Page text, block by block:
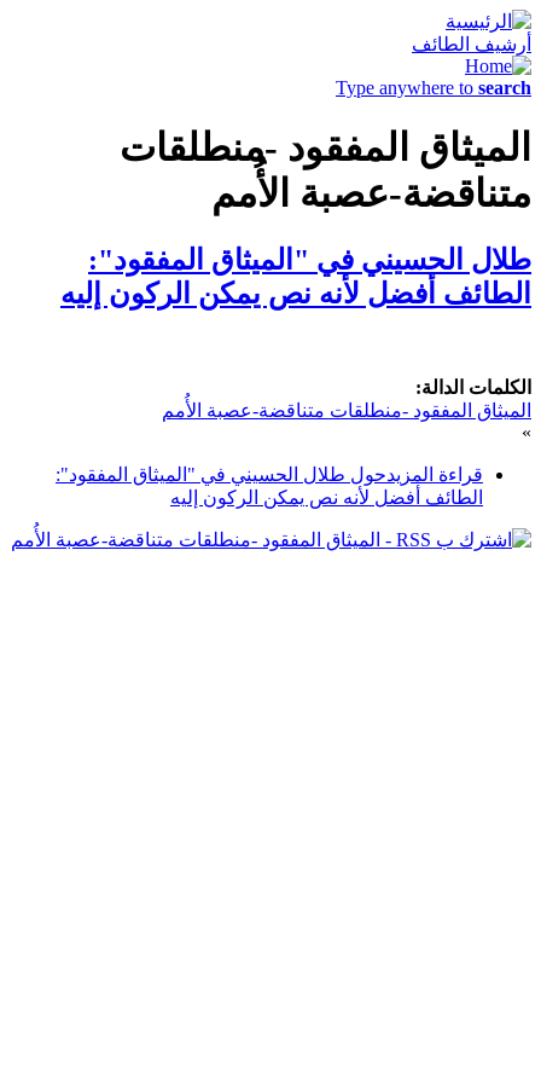
أرشيف الطائف
Type anywhere to search
الميثاق المفقود -منطلقات
متناقضة-عصبة الأُمم
طلال الحسيني في "الميثاق المفقود":
الطائف أفضل لأنه نص يمكن الركون إليه
الكلمات الدالة:
الميثاق المفقود -منطلقات متناقضة-عصبة الأُمم
»
قراءة المزيدحول طلال الحسيني في "الميثاق المفقود":
الطائف أفضل لأنه نص يمكن الركون إليه